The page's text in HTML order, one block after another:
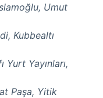
Umut
Kubbealtı
Yurt Yayınları,
Paşa, Yitik